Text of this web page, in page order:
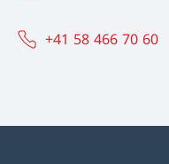
+41 58 466 70 60